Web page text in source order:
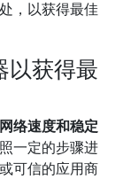
，以获得最佳
以获得最
络速度和稳定
一定的步骤进
可信的应用商